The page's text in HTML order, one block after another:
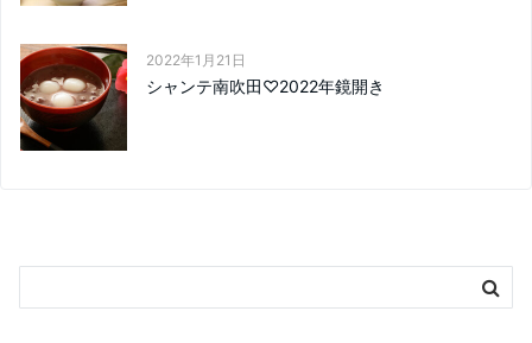
2022年1月21日
シャンテ南吹田♡2022年鏡開き